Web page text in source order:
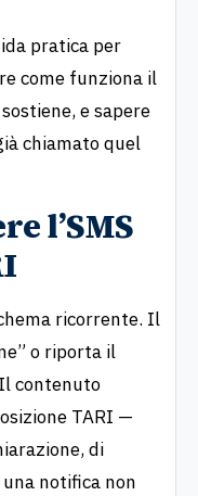
pratica per
come funziona il
e sapere
chiamato quel
l’SMS
ricorrente. Il
o riporta il
contenuto
TARI —
di
notifica non